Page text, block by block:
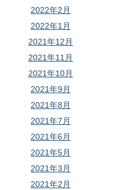
2022年2月
2022年1月
2021年12月
2021年11月
2021年10月
2021年9月
2021年8月
2021年7月
2021年6月
2021年5月
2021年3月
2021年2月